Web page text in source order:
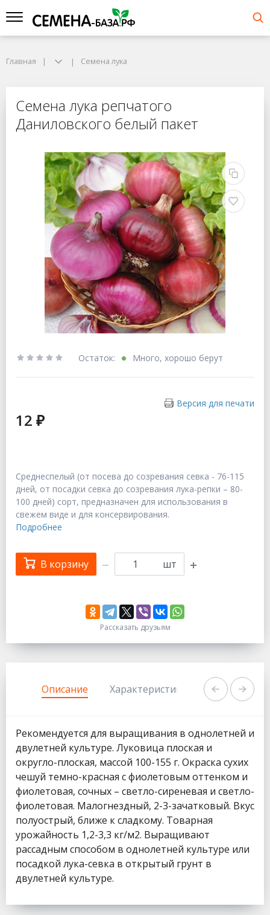
Главная Семена лука
Семена лука репчатого
Даниловского белый пакет
Остаток: Много, хорошо берут
Версия для печати
12 ₽
Среднеспелый (от посева до созревания севка - 76-115
дней, от посадки севка до созревания лука-репки – 80-
100 дней) сорт, предназначен для использования в
свежем виде и для консервирования.
Подробнее
В корзину шт
Рассказать друзьям
Описание Характеристики Задать
Рекомендуется для выращивания в однолетней и
двулетней культуре. Луковица плоская и
округло-плоская, массой 100-155 г. Окраска сухих
чешуй темно-красная с фиолетовым оттенком и
фиолетовая, сочных – светло-сиреневая и светло-
фиолетовая. Малогнездный, 2-3-зачатковый. Вкус
полуострый, ближе к сладкому. Товарная
урожайность 1,2-3,3 кг/м2. Выращивают
рассадным способом в однолетней культуре или
посадкой лука-севка в открытый грунт в
двулетней культуре.